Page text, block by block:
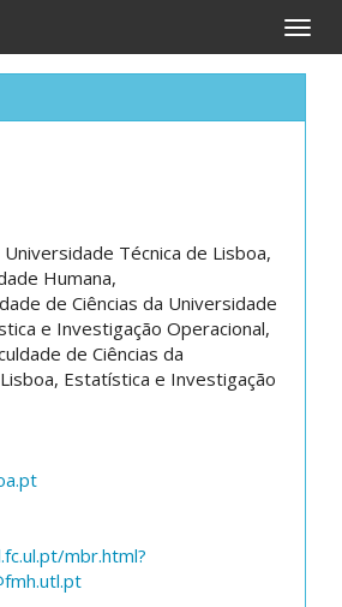
Toggle
Universidade Técnica de Lisboa,
Humana,
de Ciências da Universidade
e Investigação Operacional,
de Ciências da
Estatística e Investigação
mbr.html?